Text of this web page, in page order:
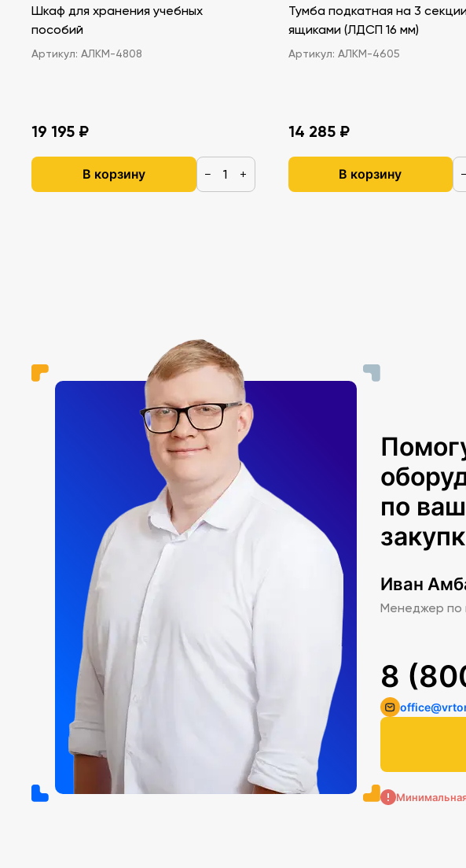
Шкаф для хранения учебных
пособий
Артикул: АЛКМ-4808
19 195 ₽
В корзину − +
Тумба подкатная на 3
ящиками (ЛДСП 16 мм)
Артикул: АЛКМ-4605
14 285 ₽
В корзину −
по
Иван
Менеджер по
8